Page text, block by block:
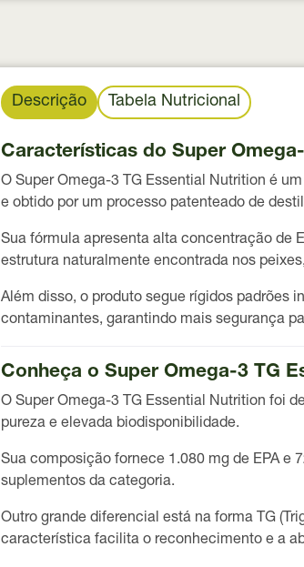
Descrição Tabela Nutricional
Características do Super
O Super Omega-3 TG Essential Nutrition é
e obtido por um processo patenteado de
Sua fórmula apresenta alta concentração de
estrutura naturalmente encontrada nos
Além disso, o produto segue rígidos padrões
contaminantes, garantindo mais segurança
Conheça o Super Omega-3 TG
O Super Omega-3 TG Essential Nutrition foi
pureza e elevada biodisponibilidade.
Sua composição fornece 1.080 mg de EPAe
suplementos da categoria.
Outro grande diferencial está na forma TG
característica facilita o reconhecimento e a